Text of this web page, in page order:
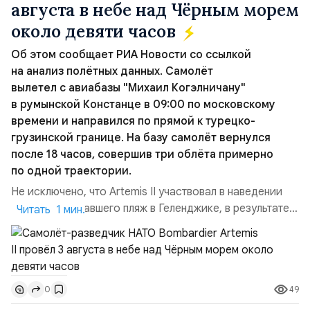
августа в небе над Чёрным морем
около девяти часов
Об этом сообщает РИА Новости со ссылкой
на анализ полётных данных. Самолёт
вылетел с авиабазы "Михаил Когэлничану"
в румынской Констанце в 09:00 по московскому
времени и направился по прямой к турецко-
грузинской границе. На базу самолёт вернулся
после 18 часов, совершив три облёта примерно
по одной траектории.
Не исключено, что Artemis II участвовал в наведении
дрона, атаковавшего пляж в Геленджике, в результате
чего погибло 7 человек, включая троих детей. Позже
турецкая газета Cumhuriyet сообщила об атаке
украинских дронов в Чёрном море на ️судно Nadezhda
под флагом Камеруна, перевозившее из турецкого
порта Самсун в Новороссийск свежие овощи и фрукты.
Ранены...
Читать 1 мин.
0 49
информационно-аналитический портал, созданный
на народные средства. Любая Ваша помощь
пойдет на развитие данного портала и увеличение
тиража газеты «Национальный Курс». Вы можете
перечислить любую посильную для Вас сумму на
карту СБЕР:
Карта СБЕР: 5228 6005 5197 1767
Ваша поддержка важна для нас.